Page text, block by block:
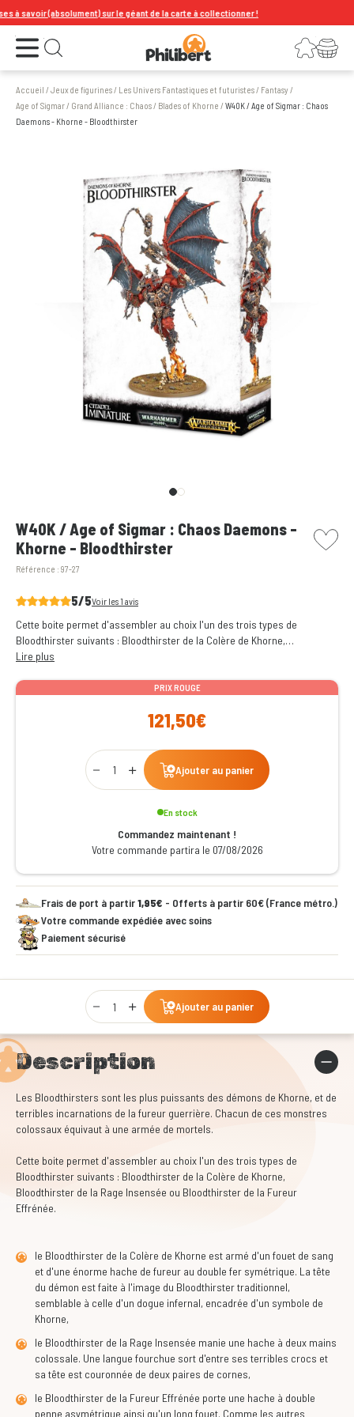
(absolument) sur le géant de la carte à collectionner !
Ouvrir le menu Ouvrir la recherche Connexion
Votre panier
Accueil /Jeux de figurines/ Les Univers Fantastiques et futuristes/ Fantasy/
Age of Sigmar/ Grand Alliance : Chaos/ Blades of Khorne /W40K / Age of Sigmar : Chaos
Daemons - Khorne - Bloodthirster
W40K / Age of Sigmar : Chaos Daemons -
Khorne - Bloodthirster
Référence : 97-27
picto
5/5Voir les 1 avis
Cette boite permet d'assembler au choix l'un des trois types de
Bloodthirster suivants : Bloodthirster de la Colère de Khorne,
Bloodthirster de la Rage Insensée ou Bloodthirster de la Fureur
Lire plus
PRIX ROUGE
121,50€
Qty
Ajouter au panier
En stock
Commandez maintenant !
Votre commande partira le 07/08/2026
Frais de port à partir1,95€ - Offerts à partir 60€ (France métro.)
Votre commande expédiée avec soins
Paiement sécurisé
Qty
Ajouter au panier
Description
Les Bloodthirsters sont les plus puissants des démons de Khorne, et de
terribles incarnations de la fureur guerrière. Chacun de ces monstres
colossaux équivaut à une armée de mortels.
Cette boite permet d'assembler au choix l'un des trois types de
Bloodthirster suivants : Bloodthirster de la Colère de Khorne,
Bloodthirster de la Rage Insensée ou Bloodthirster de la Fureur
Effrénée.
le Bloodthirster de la Colère de Khorne est armé d'un fouet de sang
et d'une énorme hache de fureur au double fer symétrique. La tête
du démon est faite à l'image du Bloodthirster traditionnel,
semblable à celle d'un dogue infernal, encadrée d'un symbole de
Khorne,
le Bloodthirster de la Rage Insensée manie une hache à deux mains
colossale. Une langue fourchue sort d'entre ses terribles crocs et
sa tête est couronnée de deux paires de cornes,
le Bloodthirster de la Fureur Effrénée porte une hache à double
penne asymétrique ainsi qu'un long fouet. Comme les autres